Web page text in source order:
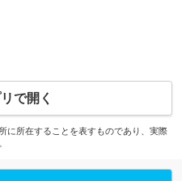
で開く
に所在することを表すものであり、実際